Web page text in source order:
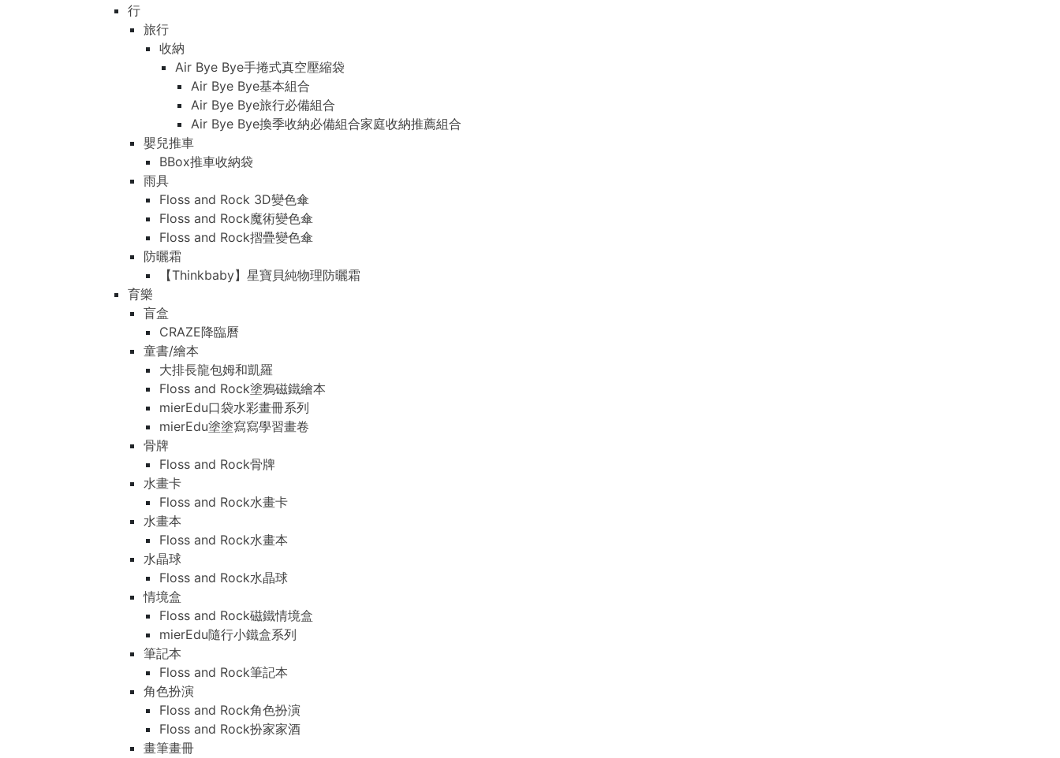
行
旅行
收納
Air Bye Bye手捲式真空壓縮袋
Air Bye Bye基本組合
Air Bye Bye旅行必備組合
Air Bye Bye換季收納必備組合家庭收納推薦組合
嬰兒推車
BBox推車收納袋
雨具
Floss and Rock 3D變色傘
Floss and Rock魔術變色傘
Floss and Rock摺疊變色傘
防曬霜
【Thinkbaby】星寶貝純物理防曬霜
育樂
盲盒
CRAZE降臨曆
童書/繪本
大排長龍包姆和凱羅
Floss and Rock塗鴉磁鐵繪本
mierEdu口袋水彩畫冊系列
mierEdu塗塗寫寫學習畫卷
骨牌
Floss and Rock骨牌
水畫卡
Floss and Rock水畫卡
水畫本
Floss and Rock水畫本
水晶球
Floss and Rock水晶球
情境盒
Floss and Rock磁鐵情境盒
mierEdu隨行小鐵盒系列
筆記本
Floss and Rock筆記本
角色扮演
Floss and Rock角色扮演
Floss and Rock扮家家酒
畫筆畫冊